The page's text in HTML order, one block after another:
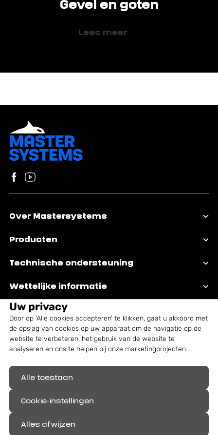
Gevel en goten
Lees meer
Volg ons op Facebook
Bezoek ons YouTube-kanaal
Over Mastersystems
Producten
Technische ondersteuning
Wettelijke informatie
Alutrix®, Aludex®
Uw privacy
Door op ‘Alle cookies accepteren’ te klikken, gaat u akkoord met
de opslag van cookies op uw apparaat om de navigatie op de
website te verbeteren, het gebruik van de website te
analyseren en ons te helpen bij onze marketingprojecten.
Alle toestaan
Cookie-instellingen
Alles afwijzen